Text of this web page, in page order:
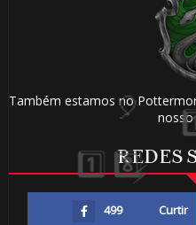
Também estamos no
REDES
499 Curtir